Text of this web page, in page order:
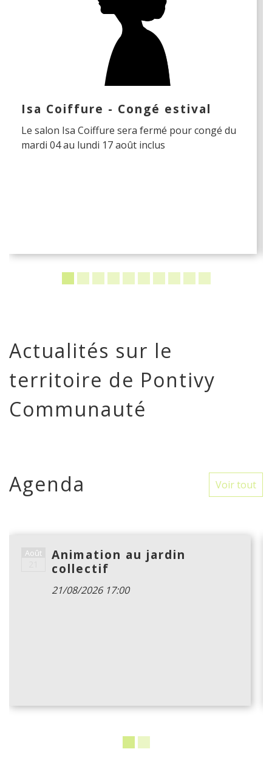
Isa Coiffure - Congé estival
Le salon Isa Coiffure sera fermé pour congé du
mardi 04 au lundi 17 août inclus
Actualités sur le
territoire de Pontivy
Communauté
Agenda Voir tout
Août
Animation au jardin
collectif
21/08/2026 17:00